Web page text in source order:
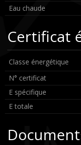
Eau chaude
Certificat
Classe énergétique
N° certificat
E spécifique
E totale